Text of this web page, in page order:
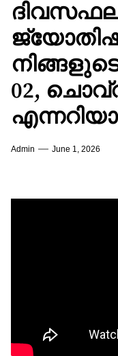
02,
Admin June 1, 2026